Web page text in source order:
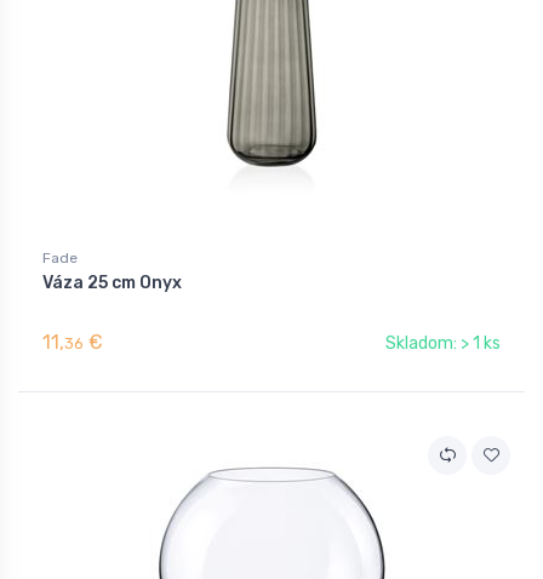
Fade
Váza 25 cm Onyx
11,36 € Skladom: > 1 ks